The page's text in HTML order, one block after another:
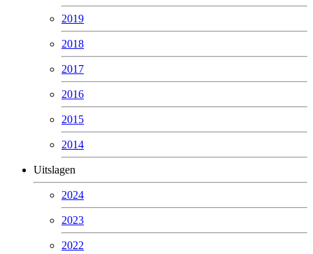
2019
2018
2017
2016
2015
2014
Uitslagen
2024
2023
2022